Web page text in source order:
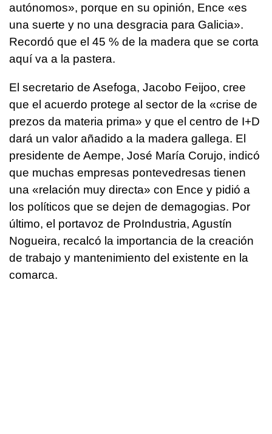
autónomos», porque en su opinión, Ence «es
una suerte y no una desgracia para Galicia».
Recordó que el 45 % de la madera que se corta
aquí va a la pastera.
El secretario de Asefoga, Jacobo Feijoo, cree
que el acuerdo protege al sector de la «crise de
prezos da materia prima» y que el centro de I+D
dará un valor añadido a la madera gallega. El
presidente de Aempe, José María Corujo, indicó
que muchas empresas pontevedresas tienen
una «relación muy directa» con Ence y pidió a
los políticos que se dejen de demagogias. Por
último, el portavoz de ProIndustria, Agustín
Nogueira, recalcó la importancia de la creación
de trabajo y mantenimiento del existente en la
comarca.